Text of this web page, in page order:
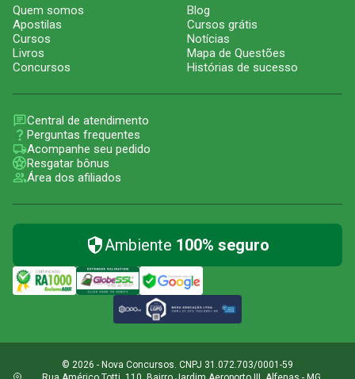
Quem somos
Apostilas
Cursos
Livros
Concursos
Blog
Cursos grátis
Notícias
Mapa de Questões
Histórias de sucesso
Central de atendimento
Perguntas frequentes
Acompanhe seu pedido
Resgatar bônus
Área dos afiliados
Ambiente 100% seguro
© 2026 - Nova Concursos. CNPJ 31.072.703/0001-59